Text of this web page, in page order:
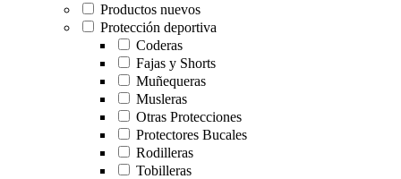
Productos nuevos
Protección deportiva
Coderas
Fajas y Shorts
Muñequeras
Musleras
Otras Protecciones
Protectores Bucales
Rodilleras
Tobilleras